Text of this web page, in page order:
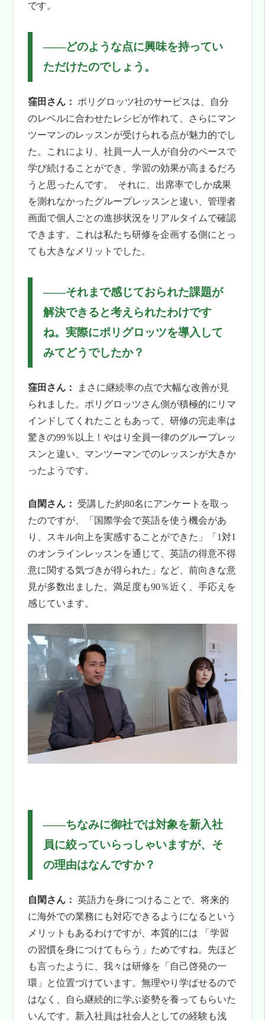
です。
――どのような点に興味を持ってい
ただけたのでしょう。
窪田さん：
ポリグロッツ社のサービスは、自分
のレベルに合わせたレシピが作れて、さらにマン
ツーマンのレッスンが受けられる点が魅力的でし
た。これにより、社員一人一人が自分のペースで
学び続けることができ、学習の効果が高まるだろ
うと思ったんです。
それに、出席率でしか成果
を測れなかったグループレッスンと違い、管理者
画面で個人ごとの進捗状況をリアルタイムで確認
できます。これは私たち研修を企画する側にとっ
ても大きなメリットでした。
――それまで感じておられた課題が
解決できると考えられたわけです
ね。実際にポリグロッツを導入して
みてどうでしたか？
窪田さん：
まさに継続率の点で大幅な改善が見
られました。ポリグロッツさん側が積極的にリマ
インドしてくれたこともあって、研修の完走率は
驚きの99％以上！やはり全員一律のグループレッ
スンと違い、マンツーマンでのレッスンが大きか
ったようです。
自閑さん：
受講した約80名にアンケートを取っ
たのですが、「国際学会で英語を使う機会があ
り、スキル向上を実感することができた」「1対1
のオンラインレッスンを通じて、英語の得意不得
意に関する気づきが得られた」など、前向きな意
見が多数出ました。満足度も90％近く、手応えを
感じています。
――ちなみに御社では対象を新入社
員に絞っていらっしゃいますが、そ
の理由はなんですか？
自閑さん： 英語力を身につけることで、将来的
に海外での業務にも対応できるようになるという
メリットもあるわけですが、本質的には 「学習
の習慣を身につけてもらう」ためですね。先ほど
も言ったように、我々は研修を「自己啓発の一
環」と位置づけています。無理やり学ばせるので
はなく、自ら継続的に学ぶ姿勢を養ってもらいた
いんです。新入社員は社会人としての経験も浅